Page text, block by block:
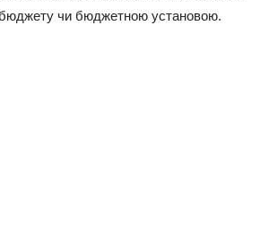
бюджету чи бюджетною установою.